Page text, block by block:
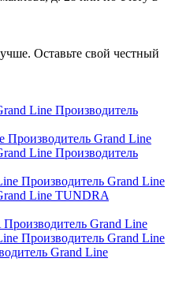
Оставьте свой честный
Line Производитель
Производитель Grand Line
Line Производитель
Производитель Grand Line
Line TUNDRA
Производитель Grand Line
Производитель Grand Line
Grand Line